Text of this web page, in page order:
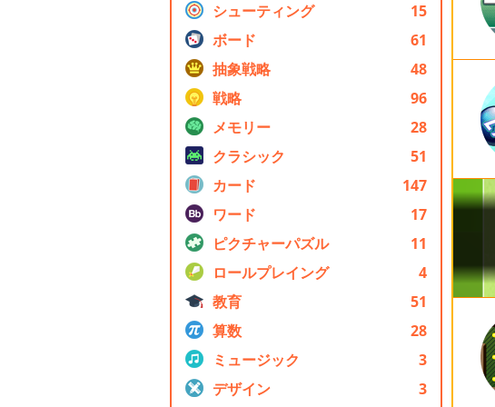
シューティング
15
ボード
61
抽象戦略
48
戦略
96
メモリー
28
クラシック
51
カード
147
ワード
17
ピクチャーパズル
11
ロールプレイング
4
教育
51
算数
28
ミュージック
3
デザイン
3